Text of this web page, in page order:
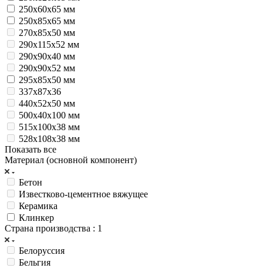
250х60х65 мм
250х85х65 мм
270х85х50 мм
290х115х52 мм
290х90х40 мм
290х90х52 мм
295х85х50 мм
337х87х36
440x52x50 мм
500х40х100 мм
515x100x38 мм
528x108x38 мм
Показать все
Материал (основной компонент)
Бетон
Известково-цементное вяжущее
Керамика
Клинкер
Страна производства : 1
Белоруссия
Бельгия